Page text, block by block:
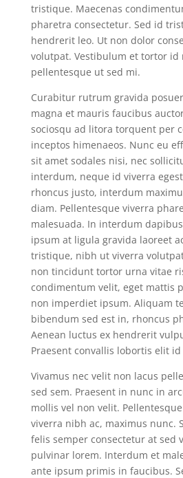
tristique. Maecenas
pharetra consectetur. Sed id
hendrerit leo. Ut non dolor
volutpat. Vestibulum et tortor id
pellentesque ut sed mi.
Curabitur rutrum gravida
magna et mauris faucibus
sociosqu ad litora torquent per
inceptos himenaeos. Nunc eu
sit amet sodales nisi, nec
interdum, neque id viverra
rhoncus justo, interdum
diam. Pellentesque viverra
malesuada. In interdum
ipsum at ligula gravida laoreet
tristique, nibh ut viverra
non tincidunt tortor urna vitae
condimentum velit, eget mattis
non imperdiet ipsum. Aliquam
bibendum sed est in, rhoncus
Aenean luctus ex hendrerit
Praesent convallis lobortis elit
Vivamus nec velit non lacus
sed sem. Praesent in nunc in
mollis vel non velit.
viverra nibh ac, maximus nunc.
felis semper consectetur at sed
pulvinar lorem. Interdum et
ante ipsum primis in faucibus.